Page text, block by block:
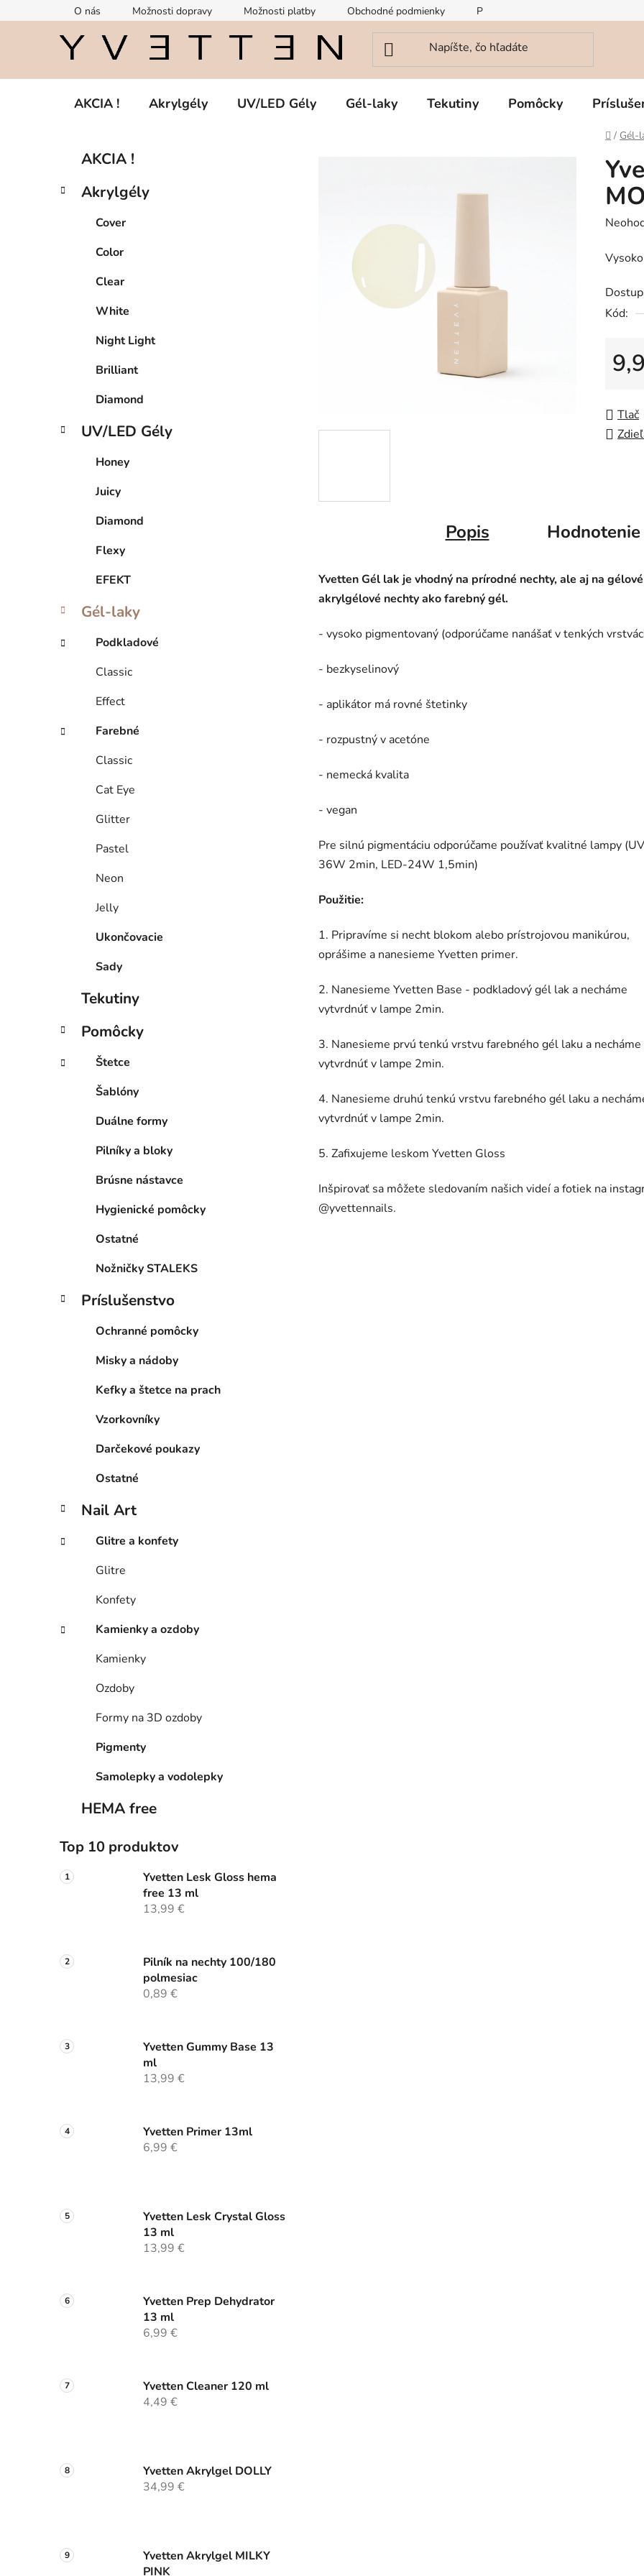
na
O nás Možnosti dopravy Možnosti platby Obchodné podmienky Podmienky ochrany osobných údajov
AKCIA ! Akrylgély UV/LED Gély Gél-laky Tekutiny Pomôcky
Domov
/ Gél-
č
Preskočiť
kategórie
e
AKCIA !
Akrylgély
Cover
Color
Clear
White
Night Light
Brilliant
Diamond
UV/LED Gély
Honey
Juicy
Diamond
Flexy
EFEKT
Gél-laky
Podkladové
Classic
Effect
Farebné
Classic
Cat Eye
Glitter
Pastel
Neon
Jelly
Ukončovacie
Sady
Tekutiny
Pomôcky
Štetce
Šablóny
Duálne formy
Pilníky a bloky
Brúsne nástavce
Hygienické pomôcky
Ostatné
Nožničky STALEKS
Príslušenstvo
Ochranné pomôcky
Misky a nádoby
Kefky a štetce na prach
Vzorkovníky
Darčekové poukazy
Ostatné
Nail Art
Glitre a konfety
Glitre
Konfety
Kamienky a ozdoby
Kamienky
Ozdoby
Formy na 3D ozdoby
Pigmenty
Samolepky a vodolepky
HEMA free
Top 10 produktov
Yvetten Lesk Gloss hema
free 13 ml
13,99 €
Pilník na nechty 100/180
polmesiac
0,89 €
Yvetten Gummy Base 13
ml
13,99 €
Yvetten Primer 13ml
6,99 €
Yvetten Lesk Crystal Gloss
13 ml
13,99 €
Yvetten Prep Dehydrator
13 ml
6,99 €
Yvetten Cleaner 120 ml
4,49 €
Yvetten Akrylgel DOLLY
34,99 €
Yvetten Akrylgel MILKY
PINK
0,0
z
Kód:
Tlač
Popis Hodnotenie
Yvetten Gél lak je vhodný na prírodné nechty, ale aj na
akrylgélové nechty ako farebný gél.
- vysoko pigmentovaný (odporúčame nanášať v tenkých
- bezkyselinový
- aplikátor má rovné štetinky
- rozpustný v acetóne
- nemecká kvalita
- vegan
Pre silnú pigmentáciu odporúčame používať kvalitné lampy
36W 2min, LED-24W 1,5min)
Použitie:
1. Pripravíme si necht blokom alebo prístrojovou manikúrou,
oprášime a nanesieme Yvetten primer.
2. Nanesieme Yvetten Base - podkladový gél lak a necháme
vytvrdnúť v lampe 2min.
3. Nanesieme prvú tenkú vrstvu farebného gél laku a necháme
vytvrdnúť v lampe 2min.
4. Nanesieme druhú tenkú vrstvu farebného gél laku a
vytvrdnúť v lampe 2min.
5. Zafixujeme leskom Yvetten Gloss
Inšpirovať sa môžete sledovaním našich videí a fotiek na
@yvettennails.